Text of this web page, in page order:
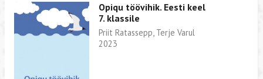
Opiqu töövihik. Eesti keel
7. klassile
Priit Ratassepp, Terje Varul
2023